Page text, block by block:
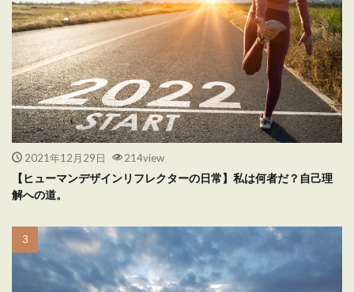
2021年12月29日 214view
【ヒューマンデザインリフレクターの日常】私は何者だ？自己理
解への道。